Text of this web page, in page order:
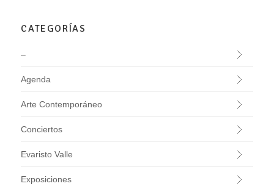
CATEGORÍAS
–
Agenda
Arte Contemporáneo
Conciertos
Evaristo Valle
Exposiciones